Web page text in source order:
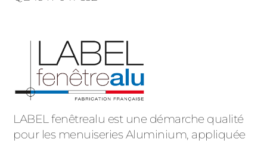
LABEL fenêtrealu est une démarche qualité
pour les menuiseries Aluminium, appliquée